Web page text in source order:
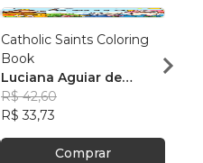
Catholic Saints Coloring
Book
Luciana Aguiar de
Souza Bonomo
R$ 42,60
R$ 33,73
Comprar
R$